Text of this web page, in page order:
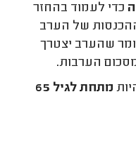
כדי לעמוד בהחזר
הבנק מחשב רק 50% מההכנסות של הערב
שהערב יצטרך
מתחת לגיל 65